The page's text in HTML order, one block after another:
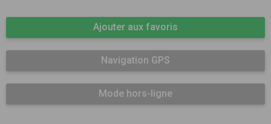
Ajouter aux favoris
Navigation GPS
Mode hors-ligne